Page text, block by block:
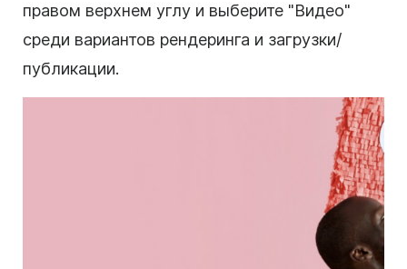
правом верхнем углу и выберите "Видео"
среди вариантов рендеринга и загрузки/
публикации.